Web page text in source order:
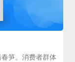
笋。消费者群体